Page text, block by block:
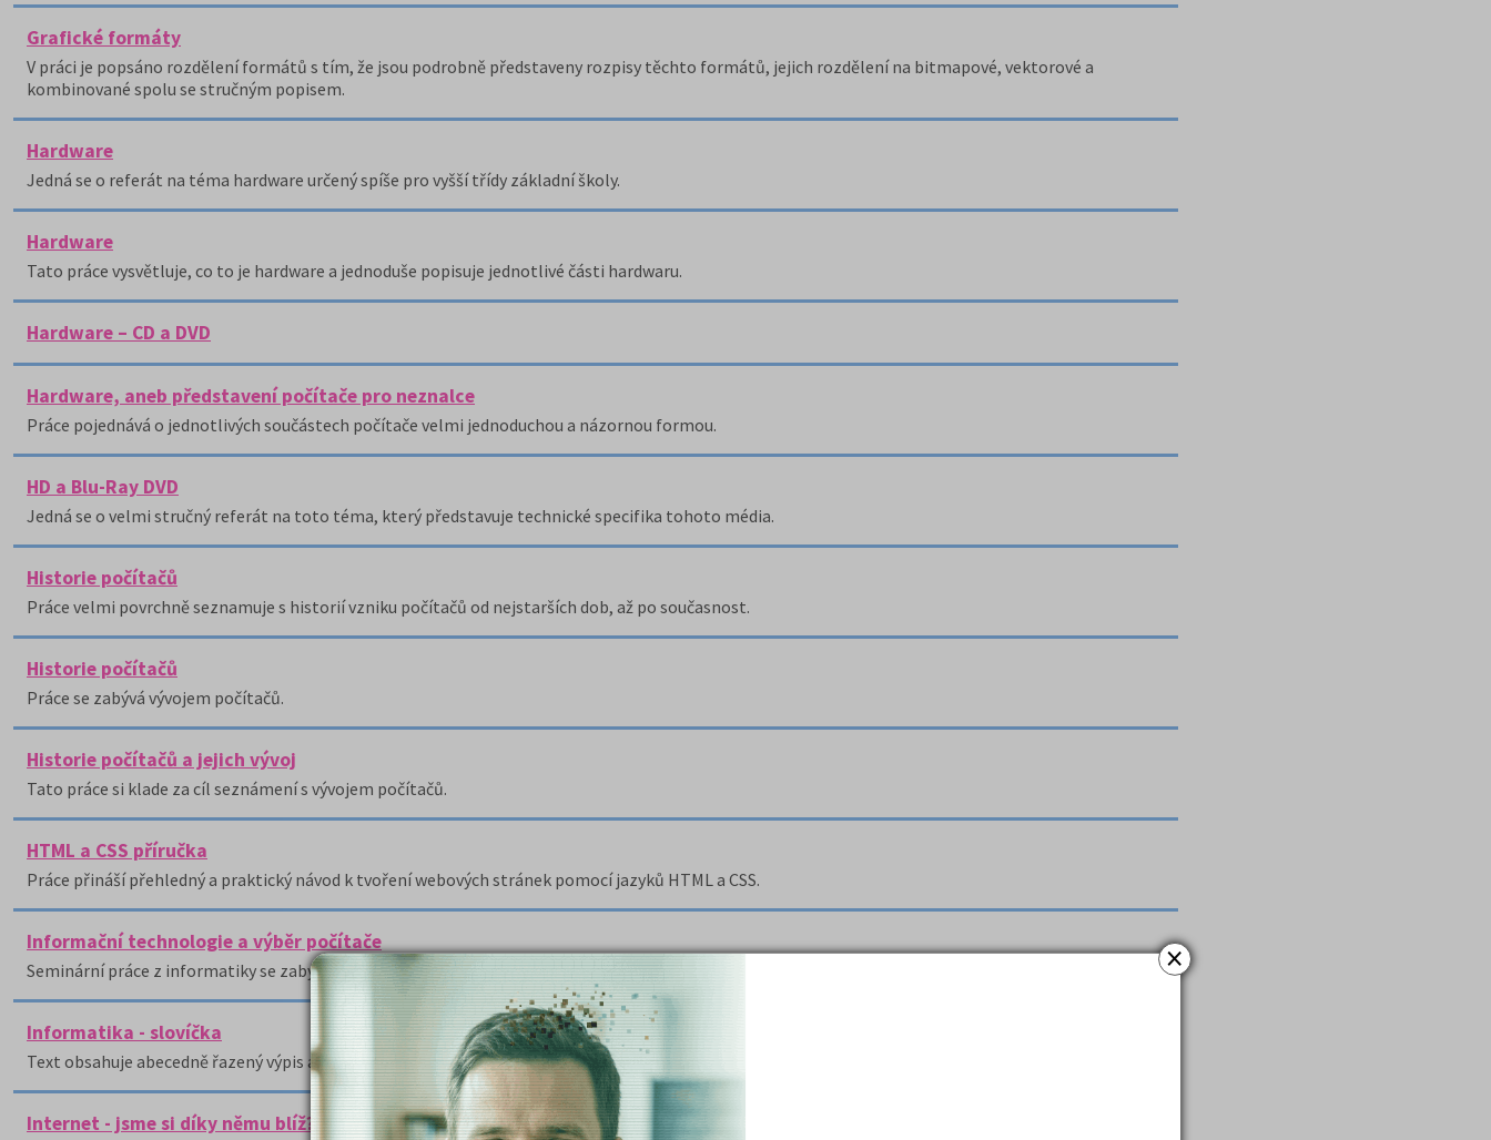
×
Grafické formáty
V práci je popsáno rozdělení formátů s tím, že jsou podrobně představeny rozpisy těchto formátů, jejich rozdělení na bitmapové, vektorové a
kombinované spolu se stručným popisem.
Hardware
Jedná se o referát na téma hardware určený spíše pro vyšší třídy základní školy.
Hardware
Tato práce vysvětluje, co to je hardware a jednoduše popisuje jednotlivé části hardwaru.
Hardware – CD a DVD
Hardware, aneb představení počítače pro neznalce
Práce pojednává o jednotlivých součástech počítače velmi jednoduchou a názornou formou.
HD a Blu-Ray DVD
Jedná se o velmi stručný referát na toto téma, který představuje technické specifika tohoto média.
Historie počítačů
Práce velmi povrchně seznamuje s historií vzniku počítačů od nejstarších dob, až po současnost.
Historie počítačů
Práce se zabývá vývojem počítačů.
Historie počítačů a jejich vývoj
Tato práce si klade za cíl seznámení s vývojem počítačů.
HTML a CSS příručka
Práce přináší přehledný a praktický návod k tvoření webových stránek pomocí jazyků HTML a CSS.
Informační technologie a výběr počítače
Seminární práce z informatiky se zabývá kritérii při výběru počítače.
Informatika - slovíčka
Text obsahuje abecedně řazený výpis anglicko-českých slovíček z oblasti informatiky.
Internet - jsme si díky němu blíž? - esej